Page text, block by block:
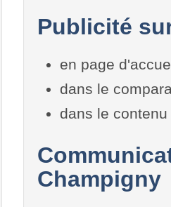
Publicité
en page
dans le
dans le
Champigny